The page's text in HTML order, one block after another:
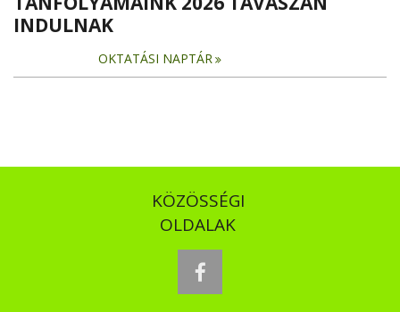
INDULNAK
OKTATÁSI NAPTÁR
KÖZÖSSÉGI
OLDALAK
facebook